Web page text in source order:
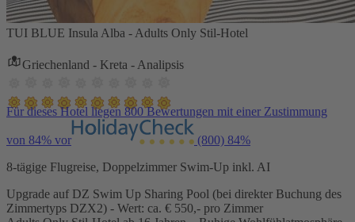
TUI BLUE Insula Alba - Adults Only Stil-Hotel
Griechenland - Kreta - Analipsis
Für dieses Hotel liegen 800 Bewertungen mit einer Zustimmung
von 84% vor (800) 84%
8-tägige Flugreise, Doppelzimmer Swim-Up inkl. AI
Upgrade auf DZ Swim Up Sharing Pool (bei direkter Buchung des
Zimmertyps DZX2) - Wert: ca. € 550,- pro Zimmer